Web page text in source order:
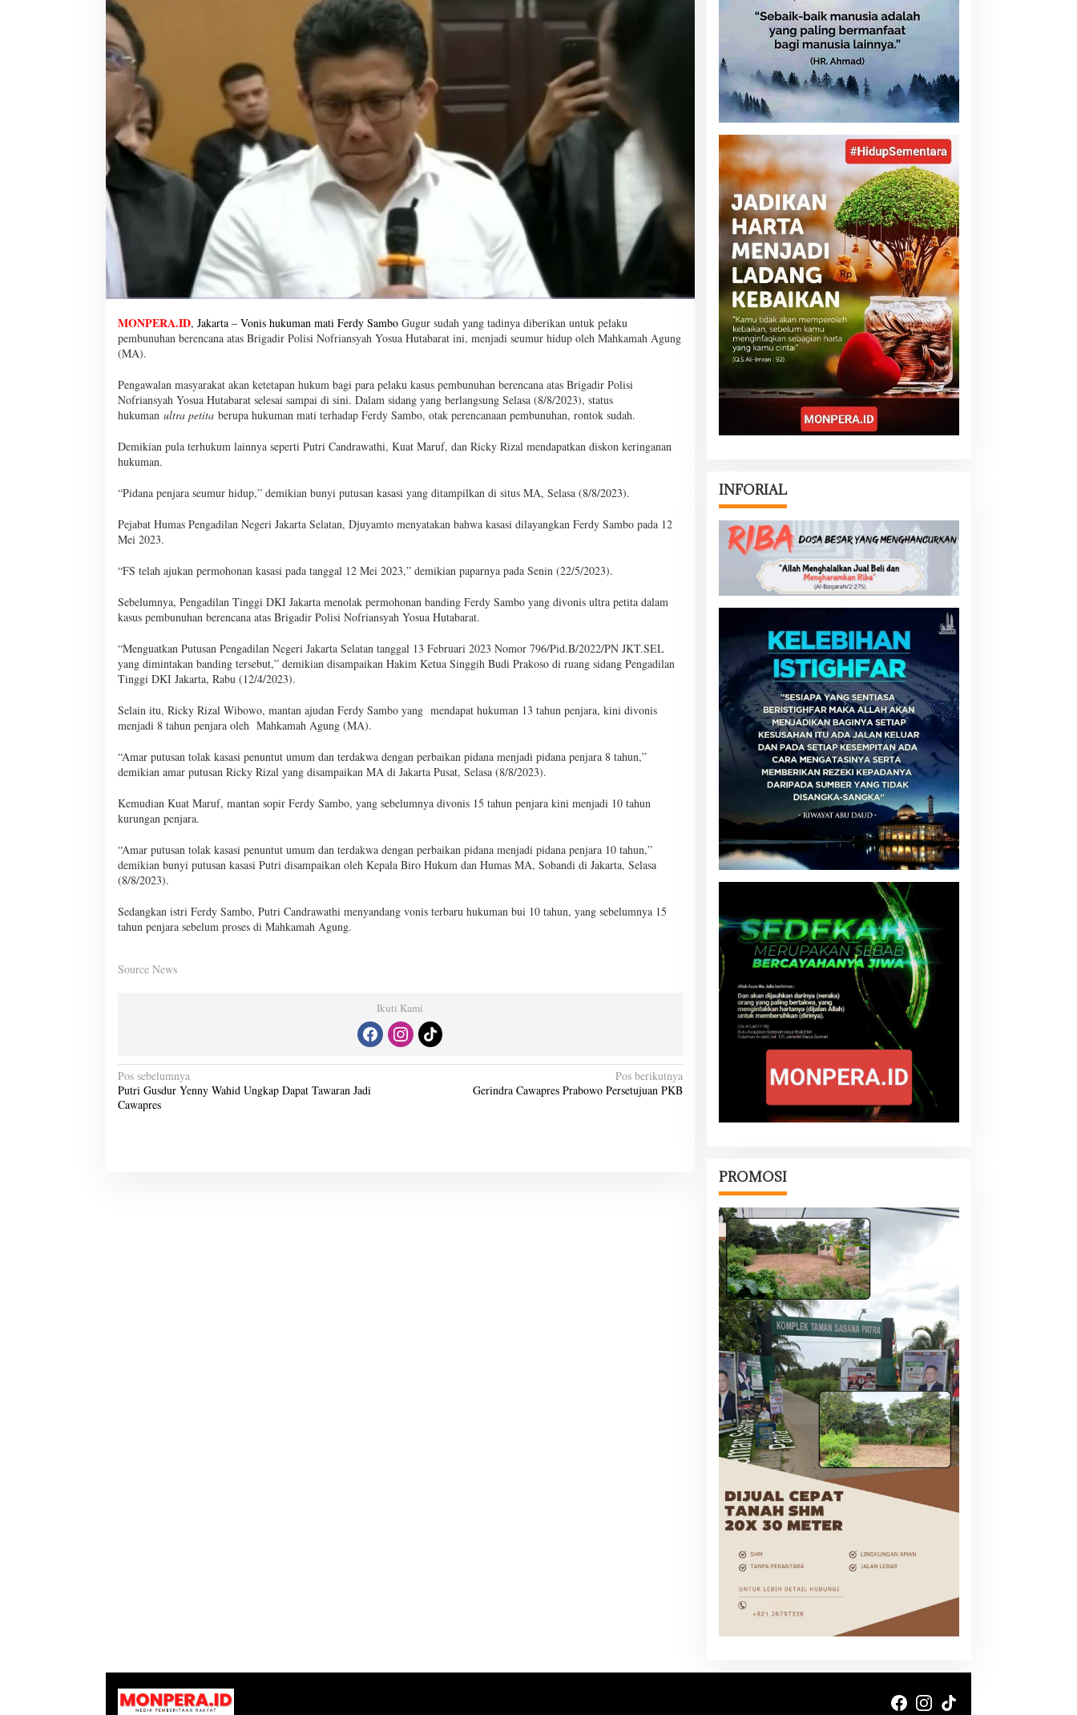
MONPERA.ID, Jakarta – Vonis hukuman mati Ferdy Sambo Gugur sudah yang tadinya diberikan untuk pelaku
pembunuhan berencana atas Brigadir Polisi Nofriansyah Yosua Hutabarat ini, menjadi seumur hidup oleh Mahkamah Agung
(MA).
Pengawalan masyarakat akan ketetapan hukum bagi para pelaku kasus pembunuhan berencana atas Brigadir Polisi
Nofriansyah Yosua Hutabarat selesai sampai di sini. Dalam sidang yang berlangsung Selasa (8/8/2023), status
hukuman ultra petita berupa hukuman mati terhadap Ferdy Sambo, otak perencanaan pembunuhan, rontok sudah.
Demikian pula terhukum lainnya seperti Putri Candrawathi, Kuat Maruf, dan Ricky Rizal mendapatkan diskon keringanan
hukuman.
“Pidana penjara seumur hidup,” demikian bunyi putusan kasasi yang ditampilkan di situs MA, Selasa (8/8/2023).
Pejabat Humas Pengadilan Negeri Jakarta Selatan, Djuyamto menyatakan bahwa kasasi dilayangkan Ferdy Sambo pada 12
Mei 2023.
“FS telah ajukan permohonan kasasi pada tanggal 12 Mei 2023,” demikian paparnya pada Senin (22/5/2023).
Sebelumnya, Pengadilan Tinggi DKI Jakarta menolak permohonan banding Ferdy Sambo yang divonis ultra petita dalam
kasus pembunuhan berencana atas Brigadir Polisi Nofriansyah Yosua Hutabarat.
“Menguatkan Putusan Pengadilan Negeri Jakarta Selatan tanggal 13 Februari 2023 Nomor 796/Pid.B/2022/PN JKT.SEL
yang dimintakan banding tersebut,” demikian disampaikan Hakim Ketua Singgih Budi Prakoso di ruang sidang Pengadilan
Tinggi DKI Jakarta, Rabu (12/4/2023).
Selain itu, Ricky Rizal Wibowo, mantan ajudan Ferdy Sambo yang mendapat hukuman 13 tahun penjara, kini divonis
menjadi 8 tahun penjara oleh Mahkamah Agung (MA).
“Amar putusan tolak kasasi penuntut umum dan terdakwa dengan perbaikan pidana menjadi pidana penjara 8 tahun,”
demikian amar putusan Ricky Rizal yang disampaikan MA di Jakarta Pusat, Selasa (8/8/2023).
Kemudian Kuat Maruf, mantan sopir Ferdy Sambo, yang sebelumnya divonis 15 tahun penjara kini menjadi 10 tahun
kurungan penjara.
“Amar putusan tolak kasasi penuntut umum dan terdakwa dengan perbaikan pidana menjadi pidana penjara 10 tahun,”
demikian bunyi putusan kasasi Putri disampaikan oleh Kepala Biro Hukum dan Humas MA, Sobandi di Jakarta, Selasa
(8/8/2023).
Sedangkan istri Ferdy Sambo, Putri Candrawathi menyandang vonis terbaru hukuman bui 10 tahun, yang sebelumnya 15
tahun penjara sebelum proses di Mahkamah Agung.
Source News
Ikuti Kami
N
a
Pos sebelumnya
Putri Gusdur Yenny Wahid Ungkap Dapat Tawaran Jadi
Cawapres
Pos berikutnya
Gerindra Cawapres Prabowo Persetujuan PKB
INFORIAL
PROMOSI